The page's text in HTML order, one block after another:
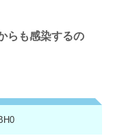
らも感染するの